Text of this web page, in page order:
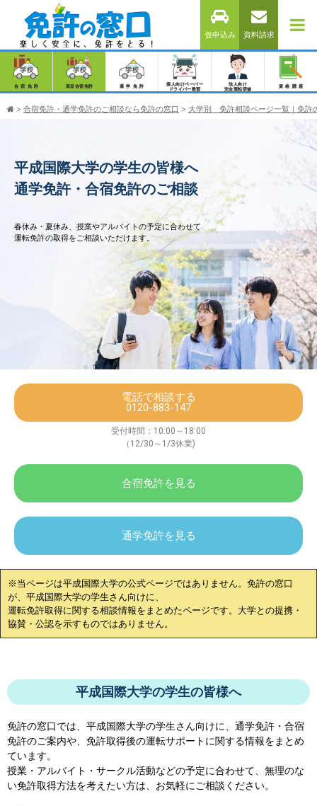
仮申込み 資料請求
合宿免許 東京合宿免許 通学免許
個人向けペーパー
ドライバー教習
法人向け
安全運転研修
資格講座
> 合宿免許・通学免許のご相談なら免許の窓口 > 大学別 免許相談ページ一覧｜免許
平成国際大学の学生の皆様へ
通学免許・合宿免許のご相談
春休み・夏休み、授業やアルバイトの予定に合わせて
運転免許の取得をご相談いただけます。
電話で相談する
0120-883-147
受付時間：10:00～18:00
（12/30～1/3休業)
合宿免許を見る
通学免許を見る
※当ページは平成国際大学の公式ページではありません。免許の窓口
が、 平成国際大学の学生さん向けに、
運転免許取得に関する相談情報をまとめたページです。大学との提携・
協賛・公認を示すものではありません。
平成国際大学の学生の皆様へ
免許の窓口では、 平成国際大学の学生さん向けに、通学免許・合宿
免許のご案内や、免許取得後の運転サポートに関する情報をまとめ
ています。
授業・アルバイト・サークル活動などの予定に合わせて、無理のな
い免許取得方法を考えたい方は、お気軽にご相談ください。